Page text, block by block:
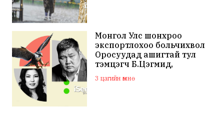
Монгол Улс шонхроо
экспортлохоо больчихвол
Оросуудад ашигтай тул
тэмцэгч Б.Цэгмид,
Н.Эрдэнэ зэрэг хүмүүсийг
санхүүжүүлдэг байж
3 цагийн өмнө